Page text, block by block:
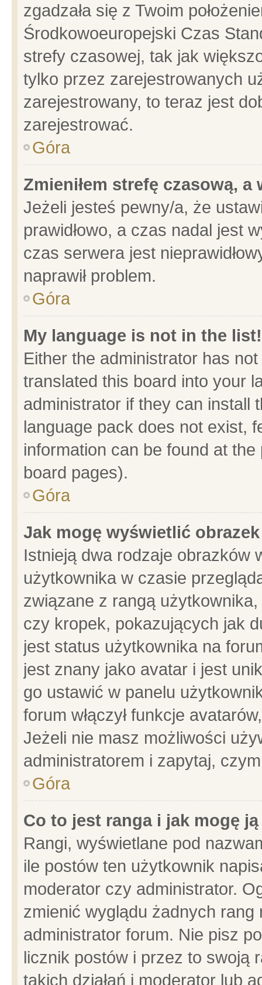
zgadzała się z Twoim
Środkowoeuropejski Czas
strefy czasowej, tak jak
tylko przez zarejestrowanych
zarejestrowany, to teraz jest
zarejestrować.
Góra
Zmieniłem strefę czasową,
Jeżeli jesteś pewny/a, że
prawidłowo, a czas nadal jest
czas serwera jest
naprawił problem.
Góra
My language is not in the list!
Either the administrator has
translated this board into your
administrator if they can install
language pack does not exist,
information can be found at
board pages).
Góra
Jak mogę wyświetlić
Istnieją dwa rodzaje obrazków
użytkownika w czasie
związane z rangą
czy kropek, pokazujących jak
jest status użytkownika na
jest znany jako avatar i jest
go ustawić w panelu
forum włączył funkcje
Jeżeli nie masz możliwości
administratorem i zapytaj,
Góra
Co to jest ranga i jak mogę
Rangi, wyświetlane pod
ile postów ten użytkownik
moderator czy administrator.
zmienić wyglądu żadnych
administrator forum. Nie pisz
licznik postów i przez to swoją
takich działań i moderator lub